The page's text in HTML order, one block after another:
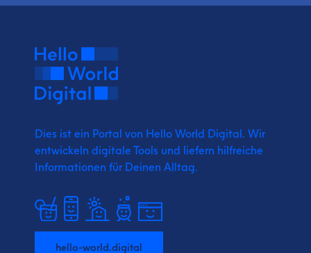
Dies ist ein Portal von Hello World Digital. Wir
entwickeln digitale Tools und liefern hilfreiche
Informationen für Deinen Alltag.
hello-world.digital